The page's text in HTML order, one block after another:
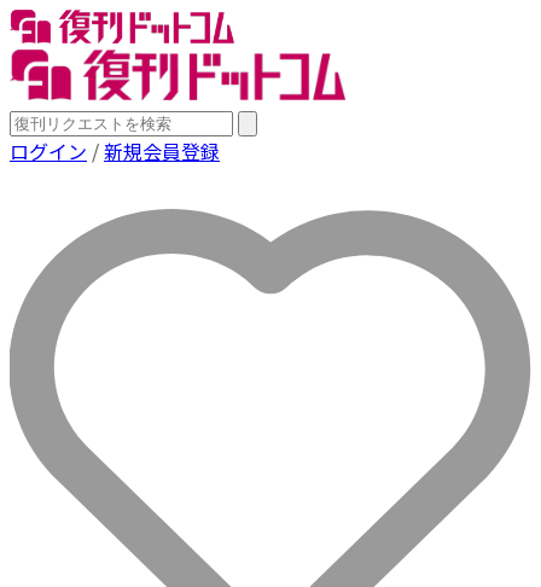
ログイン /新規会員登録